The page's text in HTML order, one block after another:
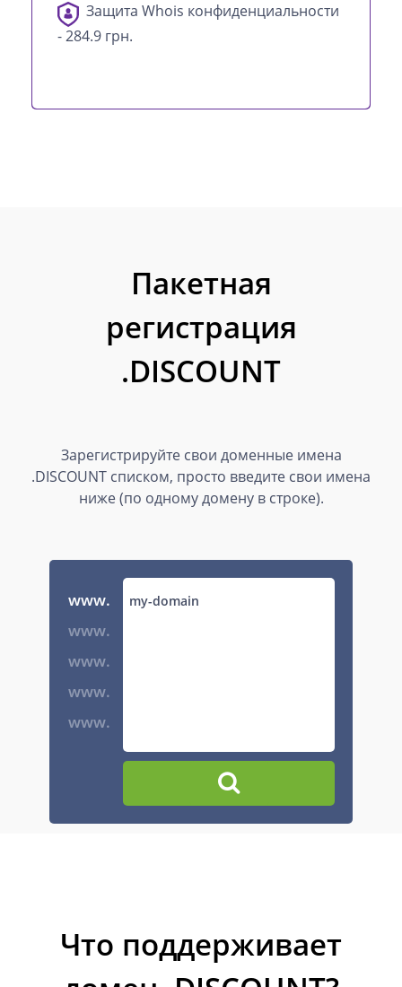
Защита Whois конфиденциальности
- 284.9 грн.
Пакетная
регистрация
.DISCOUNT
Зарегистрируйте свои доменные имена
.DISCOUNT списком, просто введите свои имена
ниже (по одному домену в строке).
www.
www.
www.
www.
www.
Что поддерживает